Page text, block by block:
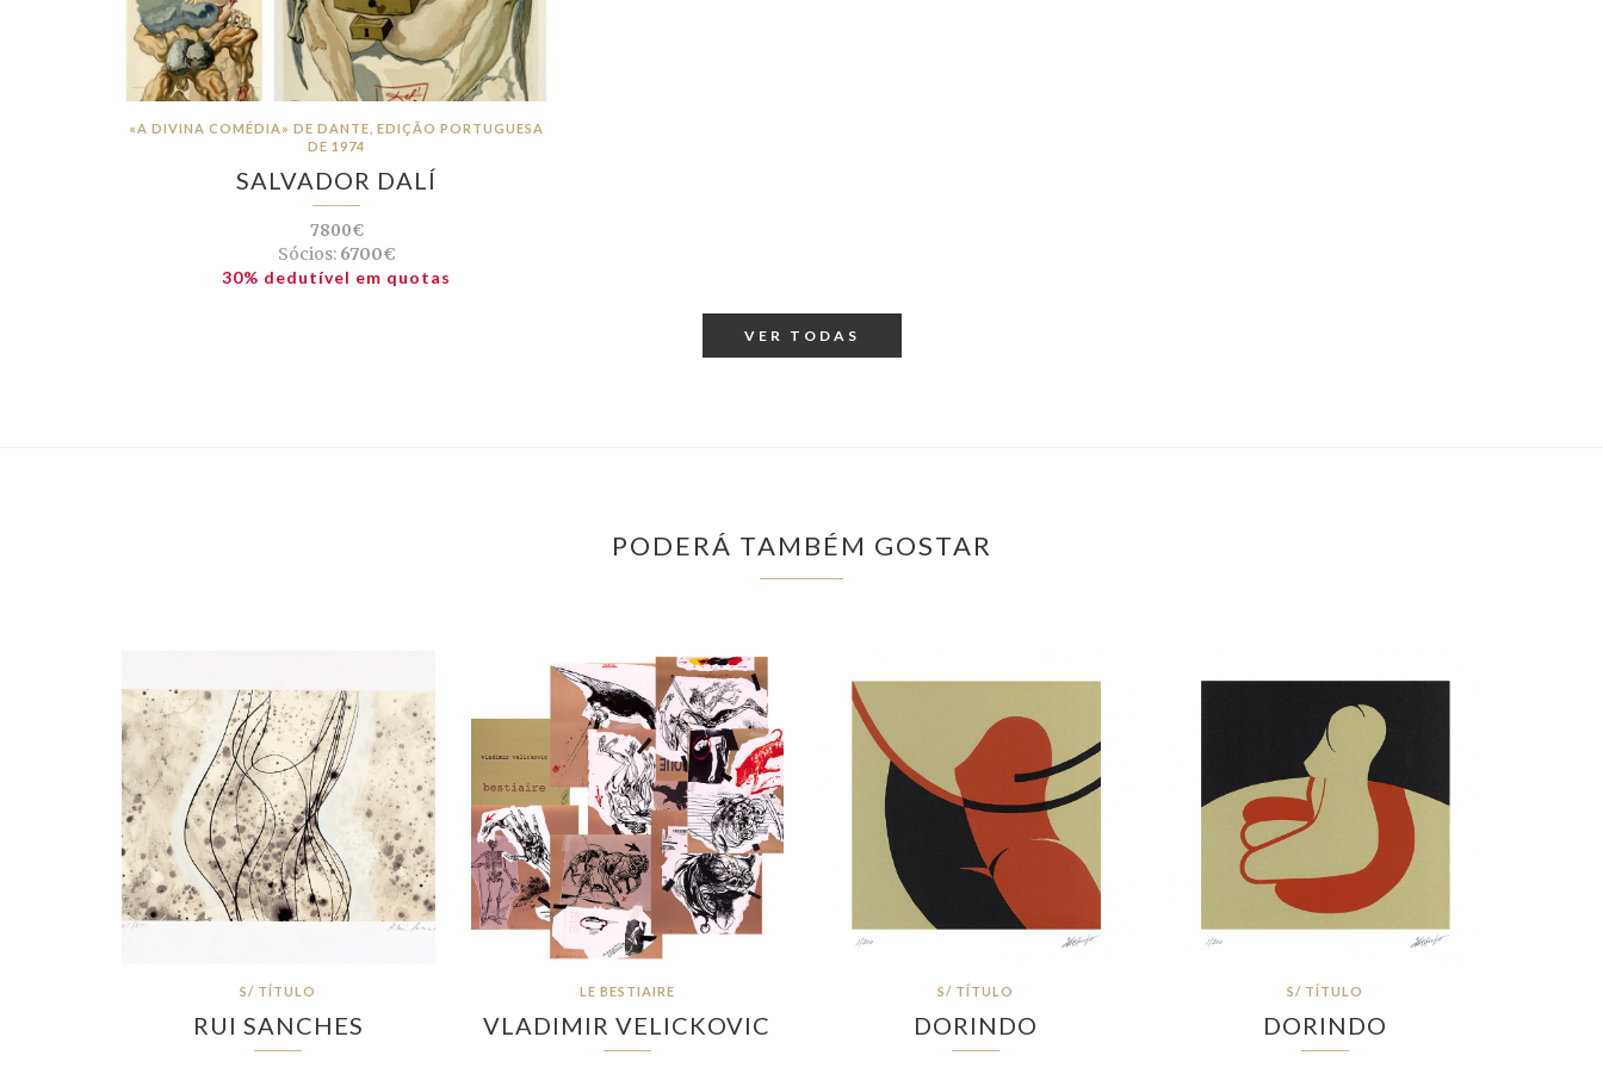
«A DIVINA COMÉDIA» DE DANTE, EDIÇÃO PORTUGUESA
DE 1974
SALVADOR DALÍ
7800€
Sócios:6700€
30% dedutível em quotas
VER TODAS
PODERÁ TAMBÉM GOSTAR
S/ TÍTULO
RUI SANCHES
LE BESTIAIRE
VLADIMIR VELICKOVIC
S/ TÍTULO
DORINDO
S/ TÍTULO
DORINDO